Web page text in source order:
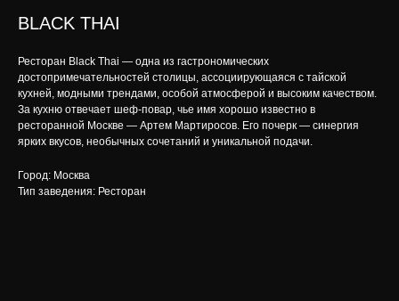
BLACK THAI
Ресторан Black Thai — одна из гастрономических
достопримечательностей столицы, ассоциирующаяся с тайской
кухней, модными трендами, особой атмосферой и высоким качеством.
За кухню отвечает шеф-повар, чье имя хорошо известно в
ресторанной Москве — Артем Мартиросов. Его почерк — синергия
ярких вкусов, необычных сочетаний и уникальной подачи.
Город: Москва
Тип заведения: Ресторан